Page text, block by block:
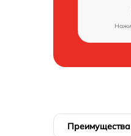
Преимущества